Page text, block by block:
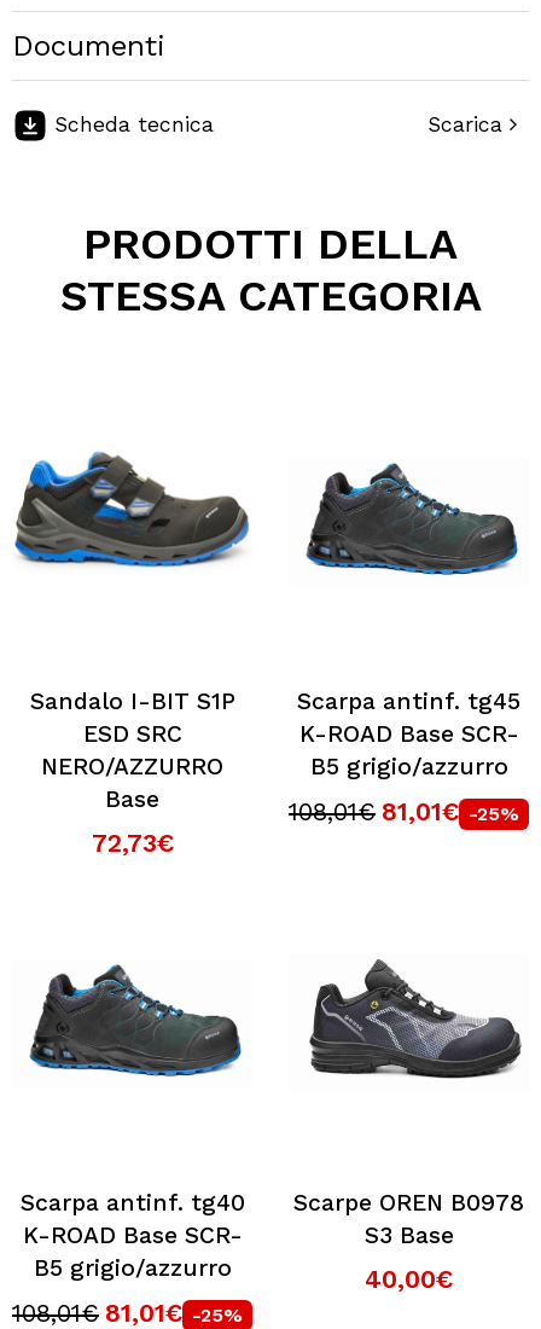
Posso contattarvi prima dell'acquisto?
Documenti
Scheda tecnica Scarica
PRODOTTI DELLA
STESSA CATEGORIA
Sandalo I-BIT S1P
ESD SRC
NERO/AZZURRO
Base
72,73€
Scarpa antinf. tg45
K-ROAD Base SCR-
B5 grigio/azzurro
108,01€ 81,01€ -25%
Scarpa antinf. tg40
K-ROAD Base SCR-
B5 grigio/azzurro
108,01€ 81,01€ -25%
Scarpe OREN B0978
S3 Base
40,00€